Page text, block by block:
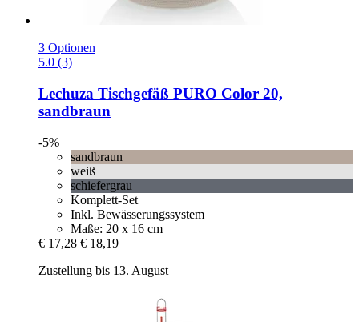
3 Optionen
5.0 (3)
Lechuza Tischgefäß PURO Color 20,
sandbraun
-5%
sandbraun
weiß
schiefergrau
Komplett-Set
Inkl. Bewässerungssystem
Maße: 20 x 16 cm
€ 17,28 € 18,19
Zustellung bis 13. August